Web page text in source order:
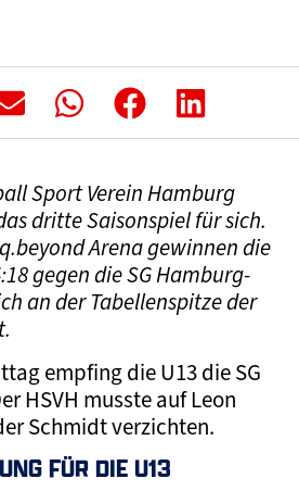
Sport Verein Hamburg
dritte Saisonspiel für sich.
Arena gewinnen die
gegen die SG Hamburg-
an der Tabellenspitze der
empfing die U13 die SG
HSVH musste auf Leon
Schmidt verzichten.
FÜR DIE U13